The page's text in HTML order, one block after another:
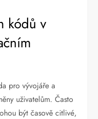
kódů v
pro vývojáře a
uživatelům. Často
být časově citlivé,